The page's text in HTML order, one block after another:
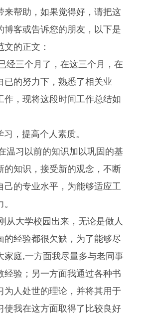
来帮助，如果觉得好，请把这
博客或告诉您的朋友，以下是
的正文：
经三个月了，在这三个月，在
已的努力下，熟悉了相关业
作，现将这段时间工作总结如
，提高个人素质。
温习以前的知识加以巩固的基
的知识，接受新的观念，不断
己的专业水平，为能够适应工
大学校园出来，无论是做人
的经验都很欠缺，为了能够尽
家庭,一方面我尽量多与老同事
经验；另一方面我通过各种书
为人处世的理论，并将其用于
使我在这方面取得了比较良好